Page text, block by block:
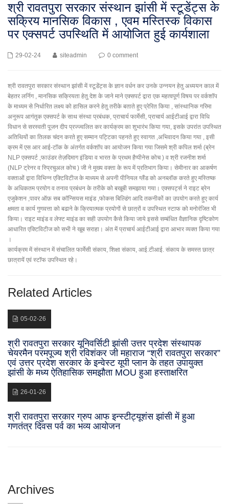
श्री रावतपुरा सरकार संस्थान झांसी में स्टूडेंट्स के
सक्रिय मानसिक विकास , एवम मस्तिस्क विकास
पर एक्सपर्ट उपस्थिति में आयोजित हुई कार्यशाला
29-02-24 siteadmin 0 comment
श्री रावतपुरा सरकार संस्थान झांसी में स्टूडेंट्स के ज्ञान वर्धन कर उनके उन्नयन हेतु अध्ययन काल में
बेहतर लर्निग , मानसिक सक्रियता हेतु देश के जाने माने एक्सपर्ट द्वारा एक महत्वपूर्ण विषय पर वर्कशॉप
के माध्यम से निर्धारित लक्ष्य को हासिल करने हेतु तरीके बताते हुए प्रेरित किया , सांस्थानिक गरिमा
अनुरूप आगंतुक एक्सपर्ट के साथ संस्था प्रबंधक, प्राचार्य फार्मेसी, प्राचार्य आईटीआई द्वारा विधि
विधान से सरस्वती पूजन दीप प्रज्ज्वलित कर कार्यक्रम का शुभारंभ किया गया, इसके उपरांत उपस्थित
अतिथियों का तिलक चंदन करते हुए सम्मान पट्टिका पहनते हुए स्वागत ,अभिवादन किया गया , इसी
क्रम में एस आर आई-टॉक के अंतर्गत वर्कशॉप का आयोजन किया गया जिसमे श्री कपिल शर्मा (ब्रेन
NLP एक्सपर्ट ,फाउंडर तेज़दिमाग इंडिया व भारत के प्रथम हैप्पीनेस कोच ) व श्री रजनीश शर्मा
(NLP ट्रेनर व स्प्रिचुअल कोच ) जी ने मुख्य वक्ता के रूप में प्रतिभाग किया। सेमीनार का आकर्षण
वक्ताओं द्वारा विभिन्न एक्टिविटीज के माध्यम से अपनी पीनियल ग्लैंड को अनब्लॉक करते हुए मस्तिष्क
के अधिकतम प्रयोग व तनाव प्रबंधन के तरीके को बखूबी समझाया गया। एक्सपर्ट्स ने राइट ब्रेन
एजुकेशन ,पावर ऑफ़ सब कॉन्सियस माइंड ,फोकस बिल्डिंग आदि तकनीकों का उपयोग करते हुए कार्य
क्षमता व कार्य गुणवत्ता को बढाने के क्रियात्मक प्रयोगों से छात्रों व उपस्थित स्टाफ को मनोरंजित भी
किया। राइट माइंड व लेफ्ट माइंड का सही उपयोग कैसे किया जाये इससे सम्बंधित वैज्ञानिक दृष्टिकोण
आधारित एक्टिविटीज को सभी ने खूब सराहा। अंत में प्राचार्य आईटीआई द्वारा आभार व्यक्त किया गया
।
कार्यक्रम में संस्थान में संचालित फार्मेसी संकाय, शिक्षा संकाय, आई.टीआई. संकाय के समस्त छात्र
छात्रायें एवं स्टॉफ उपस्थित रहे।
Related Articles
05-02-26
श्री रावतपुरा सरकार यूनिवर्सिटी झांसी उत्तर प्रदेश संस्थापक
चेयरमैन परमपूज्य श्री रविशंकर जी महाराज “श्री रावतपुरा सरकार”
एवं उत्तर प्रदेश सरकार के इन्वेस्ट यूपी प्लान के तहत उपायुक्त
झांसी के मध्य ऐतिहासिक समझौता MOU हुआ हस्ताक्षरित
26-01-26
श्री रावतपुरा सरकार ग्रुप आफ इन्स्टीट्यूशंस झांसी में हुआ
गणतंत्र दिवस पर्व का भव्य आयोजन
Archives